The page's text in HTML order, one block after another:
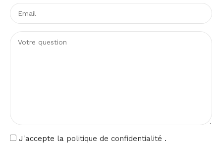
J'accepte la politique de confidentialité .